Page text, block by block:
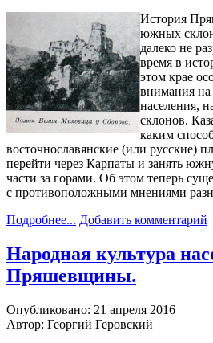
История
южных
далеко не
время в
этом крае
внимания на
населения,
склонов.
каким
восточнославянские (или русские)
перейти через Карпаты и занять
части за горами. Об этом теперь
с противоположными мнениями
Подробнее... Добавить комментарий
Народная культура
Пряшевщины.
Опубликовано: 21 апреля 2016
Автор: Георгий Геровский